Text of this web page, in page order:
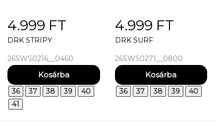
4.999 FT
DRK STRIPY
26SWS0216__0460
36 37 38 39
40
41
4.999 FT
DRK SURF
26SWS0271__0800
36 37 38 39 40